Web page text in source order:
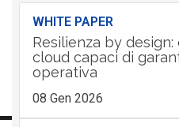
WHITE PAPER
Resilienza by
cloud capaci di
operativa
08 Gen 2026